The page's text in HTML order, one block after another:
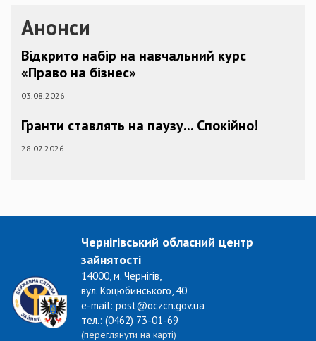
Анонси
Відкрито набір на навчальний курс
«Право на бізнес»
03.08.2026
Гранти ставлять на паузу... Спокійно!
28.07.2026
Чернігівський обласний центр
зайнятості
14000, м. Чернігів,
вул. Коцюбинського, 40
e-mail: post@oczcn.gov.ua
тел.: (0462) 73-01-69
(переглянути на карті)